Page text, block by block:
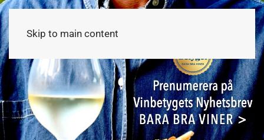
Skip to main content